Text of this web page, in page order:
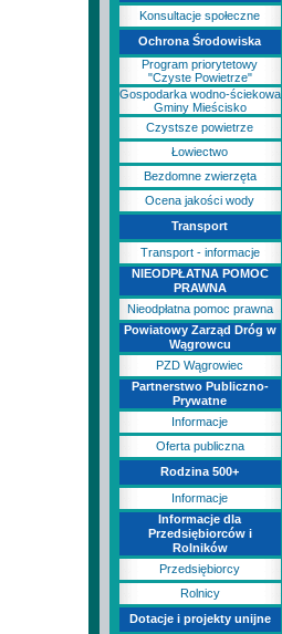
Konsultacje społeczne
Ochrona Środowiska
Program priorytetowy
"Czyste Powietrze"
Gospodarka wodno-ściekowa
Gminy Mieścisko
Czystsze powietrze
Łowiectwo
Bezdomne zwierzęta
Ocena jakości wody
Transport
Transport - informacje
NIEODPŁATNA POMOC
PRAWNA
Nieodpłatna pomoc prawna
Powiatowy Zarząd Dróg w
Wągrowcu
PZD Wągrowiec
Partnerstwo Publiczno-
Prywatne
Informacje
Oferta publiczna
Rodzina 500+
Informacje
Informacje dla
Przedsiębiorców i
Rolników
Przedsiębiorcy
Rolnicy
Dotacje i projekty unijne